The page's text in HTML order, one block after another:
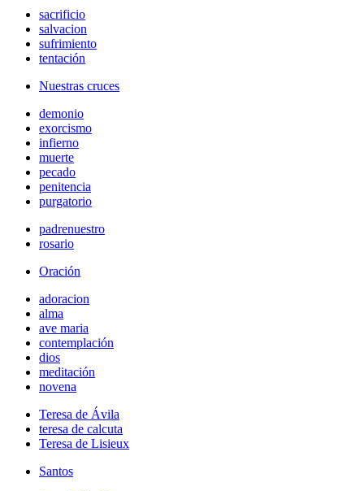
sacrificio
salvacion
sufrimiento
tentación
Nuestras cruces
demonio
exorcismo
infierno
muerte
pecado
penitencia
purgatorio
padrenuestro
rosario
Oración
adoracion
alma
ave maria
contemplación
dios
meditación
novena
Teresa de Ávila
teresa de calcuta
Teresa de Lisieux
Santos